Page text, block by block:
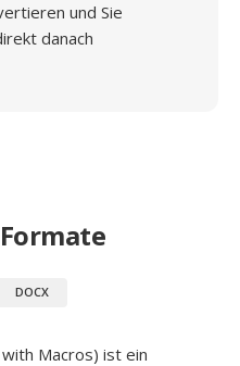
und Sie
danach
DOCX
Macros) ist ein